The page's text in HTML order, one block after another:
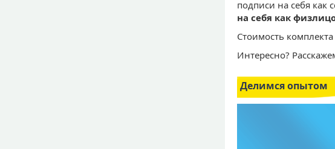
подписи на себя как
на себя как
Стоимость
Интересно?
Делимся опытом